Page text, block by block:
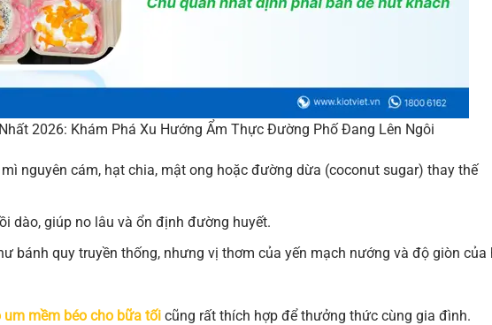
2026: Khám Phá Xu Hướng Ẩm Thực Đường Phố Đang Lên Ngôi
nguyên cám, hạt chia, mật ong hoặc đường dừa (coconut sugar) thay thế
dào, giúp no lâu và ổn định đường huyết.
bánh quy truyền thống, nhưng vị thơm của yến mạch nướng và độ giòn của
um mềm béo cho bữa tối cũng rất thích hợp để thưởng thức cùng gia đình.